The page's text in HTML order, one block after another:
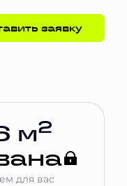
заявку
м2
для вас